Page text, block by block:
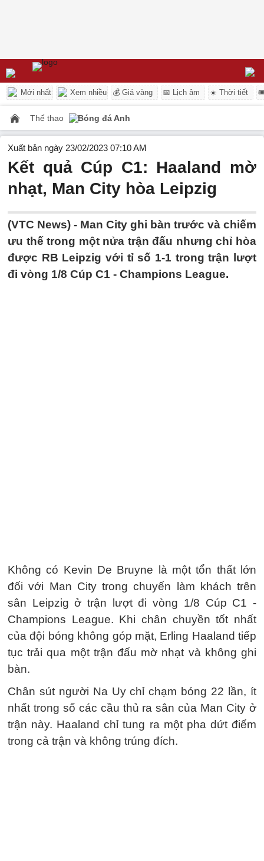
Mới nhất Xem nhiều 💰 Giá vàng 📅 Lịch âm ☀️ Thời tiết
Thể thao Bóng đá Anh
Xuất bản ngày 23/02/2023 07:10 AM
Kết quả Cúp C1: Haaland mờ
nhạt, Man City hòa Leipzig
(VTC News) - Man City ghi bàn trước và chiếm
ưu thế trong một nửa trận đấu nhưng chỉ hòa
được RB Leipzig với tỉ số 1-1 trong trận lượt
đi vòng 1/8 Cúp C1 - Champions League.
Không có Kevin De Bruyne là một tổn thất lớn
đối với Man City trong chuyến làm khách trên
sân Leipzig ở trận lượt đi vòng 1/8 Cúp C1 -
Champions League. Khi chân chuyền tốt nhất
của đội bóng không góp mặt, Erling Haaland tiếp
tục trải qua một trận đấu mờ nhạt và không ghi
bàn.
Chân sút người Na Uy chỉ chạm bóng 22 lần, ít
nhất trong số các cầu thủ ra sân của Man City ở
trận này. Haaland chỉ tung ra một pha dứt điểm
trong cả trận và không trúng đích.